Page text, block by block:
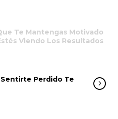
Te Mantengas Motivado
Viendo Los Resultados
Sentirte Perdido Te